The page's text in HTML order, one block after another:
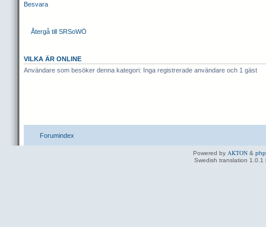
Besvara
Återgå till SRSoWÖ
VILKA ÄR ONLINE
Användare som besöker denna kategori: Inga registrerade användare och 1 gäst
Forumindex
Powered by AKTON&
Swedish translation